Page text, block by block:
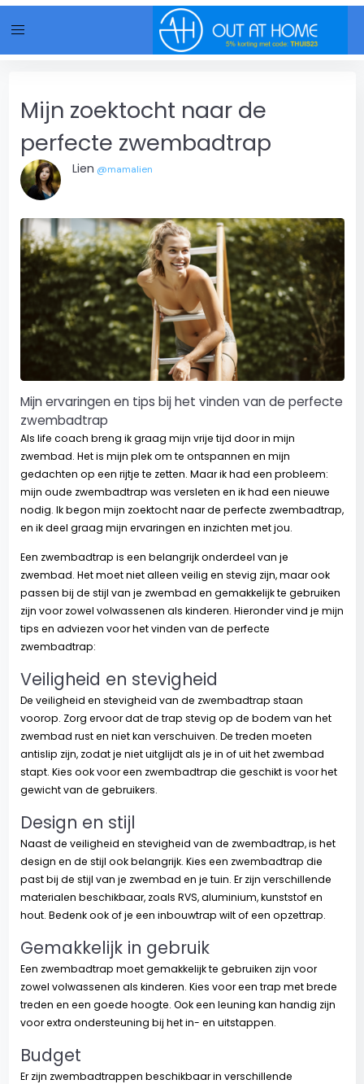
menu
Mijn zoektocht naar de
perfecte zwembadtrap
Lien @mamalien
Mijn ervaringen en tips bij het vinden van de perfecte
zwembadtrap
Als life coach breng ik graag mijn vrije tijd door in mijn
zwembad. Het is mijn plek om te ontspannen en mijn
gedachten op een rijtje te zetten. Maar ik had een probleem:
mijn oude zwembadtrap was versleten en ik had een nieuwe
nodig. Ik begon mijn zoektocht naar de perfecte zwembadtrap,
en ik deel graag mijn ervaringen en inzichten met jou.
Een zwembadtrap is een belangrijk onderdeel van je
zwembad. Het moet niet alleen veilig en stevig zijn, maar ook
passen bij de stijl van je zwembad en gemakkelijk te gebruiken
zijn voor zowel volwassenen als kinderen. Hieronder vind je mijn
tips en adviezen voor het vinden van de perfecte
zwembadtrap:
Veiligheid en stevigheid
De veiligheid en stevigheid van de zwembadtrap staan
voorop. Zorg ervoor dat de trap stevig op de bodem van het
zwembad rust en niet kan verschuiven. De treden moeten
antislip zijn, zodat je niet uitglijdt als je in of uit het zwembad
stapt. Kies ook voor een zwembadtrap die geschikt is voor het
gewicht van de gebruikers.
Design en stijl
Naast de veiligheid en stevigheid van de zwembadtrap, is het
design en de stijl ook belangrijk. Kies een zwembadtrap die
past bij de stijl van je zwembad en je tuin. Er zijn verschillende
materialen beschikbaar, zoals RVS, aluminium, kunststof en
hout. Bedenk ook of je een inbouwtrap wilt of een opzettrap.
Gemakkelijk in gebruik
Een zwembadtrap moet gemakkelijk te gebruiken zijn voor
zowel volwassenen als kinderen. Kies voor een trap met brede
treden en een goede hoogte. Ook een leuning kan handig zijn
voor extra ondersteuning bij het in- en uitstappen.
Budget
Er zijn zwembadtrappen beschikbaar in verschillende